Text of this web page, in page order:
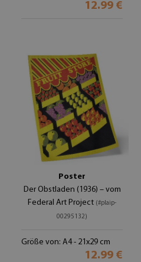
12.99 €
Poster
Der Obstladen (1936) – vom
Federal Art Project (#plaip-
00295132)
Größe von: A4 - 21x29 cm
12.99 €